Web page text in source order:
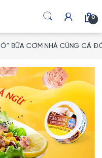
0
BỮA CƠM NHÀ CÙNG CÁ